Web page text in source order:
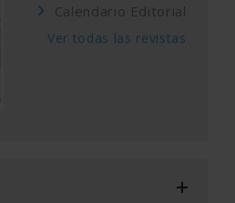
Calendario Editorial
Ver todas las revistas